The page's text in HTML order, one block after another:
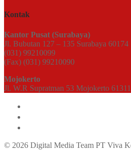
Kontak
Kantor Pusat (Surabaya)
Jl. Bubutan 127 – 135 Surabaya 60174
(031) 99210099
(Fax) (031) 99210090
Mojokerto
Jl. W.R Supratman 53 Mojokerto 61311
© 2026 Digital Media Team PT Viva